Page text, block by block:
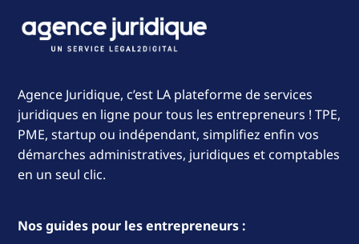
Agence Juridique, c’est LA plateforme de services
juridiques en ligne pour tous les entrepreneurs ! TPE,
PME, startup ou indépendant, simplifiez enfin vos
démarches administratives, juridiques et comptables
en un seul clic.
Nos guides pour les entrepreneurs :